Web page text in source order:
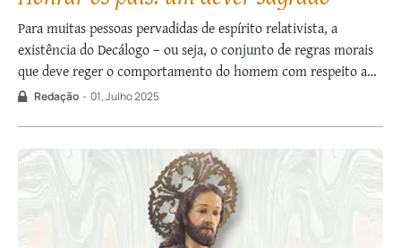
Para muitas pessoas pervadidas de espírito relativista, a
existência do Decálogo – ou seja, o conjunto de regras morais
que deve reger o comportamento do homem com respeito a
Deus e a seus semelhantes – soa como algo arbitrário e
Redação - 01, Julho 2025